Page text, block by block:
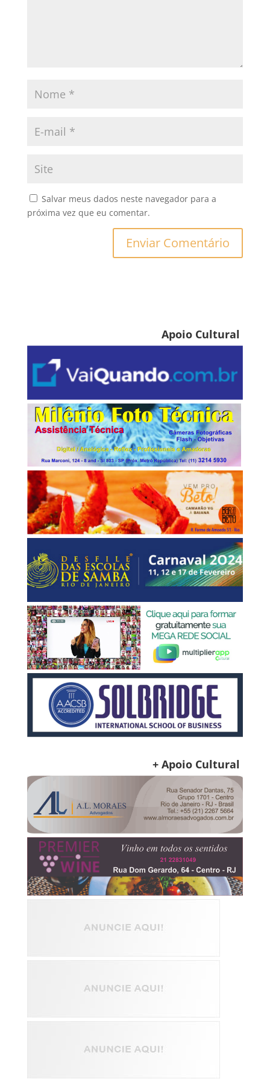
Salvar meus dados neste navegador para a
próxima vez que eu comentar.
Apoio Cultural
+ Apoio Cultural